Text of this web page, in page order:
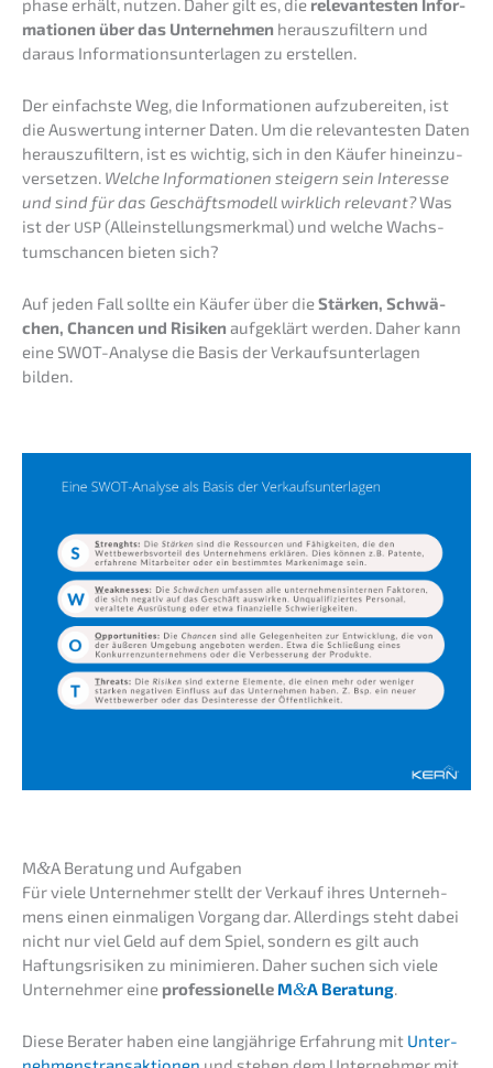
pha­se erhält, nutzen. Daher gilt es, die relevan­tes­ten Infor­
ma­tio­nen über das Unter­neh­men heraus­zu­fil­tern und
daraus Infor­ma­ti­ons­un­ter­la­gen zu erstellen.
Der einfachs­te Weg, die Infor­ma­tio­nen aufzu­be­rei­ten, ist
die Auswer­tung inter­ner Daten. Um die relevan­tes­ten Daten
heraus­zu­fil­tern, ist es wichtig, sich in den Käufer hinein­zu­
ver­set­zen. Welche Infor­ma­tio­nen steigern sein Inter­es­se
und sind für das Geschäfts­mo­dell wirklich relevant?Was
ist der USP (Allein­stel­lungs­merk­mal) und welche Wachs­
tums­chan­cen bieten sich?
Auf jeden Fall sollte ein Käufer über dieStärken, Schwä­
chen, Chancen und Risiken aufge­klärt werden. Daher kann
eine SWOT-Analy­se die Basis der Verkaufs­un­ter­la­gen
bilden.
M&A Beratung und Aufgaben
Für viele Unter­neh­mer stellt der Verkauf ihres Unter­neh­
mens einen einma­li­gen Vorgang dar. Aller­dings steht dabei
nicht nur viel Geld auf dem Spiel, sondern es gilt auch
Haftungs­ri­si­ken zu minimie­ren. Daher suchen sich viele
Unter­neh­mer eine profes­sio­nel­leM&A Beratung.
Diese Berater haben eine langjäh­ri­ge Erfah­rung mit Unter­